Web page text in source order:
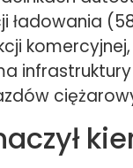
ładowania